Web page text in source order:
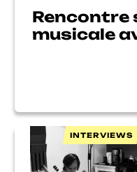
Rencontre
musicale
INTERVIEWS